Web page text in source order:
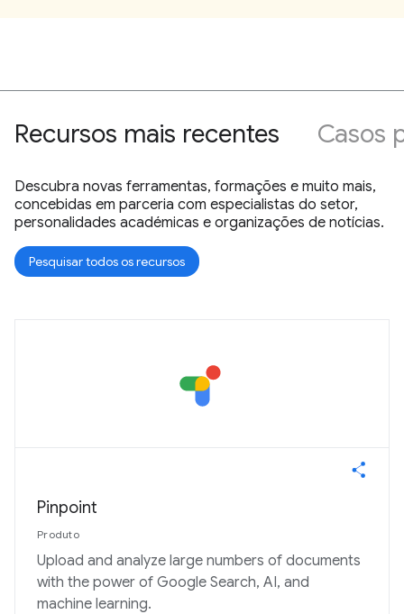
Recursos mais recentes
Descubra novas ferramentas, formações e muito mais,
concebidas em parceria com especialistas do setor,
personalidades académicas e organizações de notícias.
Pesquisar todos os recursos
Casos
Pinpoint
Produto
Upload and analyze large numbers of documents
with the power of Google Search, AI, and
machine learning.